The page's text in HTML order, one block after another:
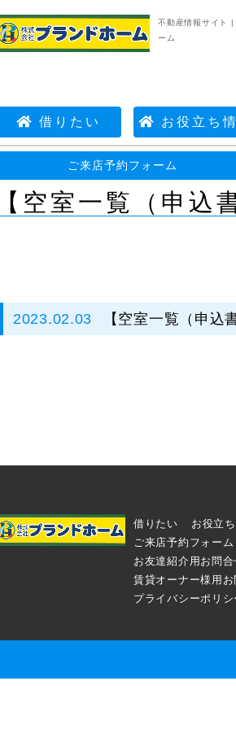
不動産情報サイト |
ーム
借りたい お役立ち
ご来店予約フォーム
不動産情報サイト | 株式会社プランドホーム ニ
【空室一覧（申
2023.02.03 【空室一覧（申
借りたい お役立
ご来店予約フォーム
お友達紹介用お問
賃貸オーナー様用
プライバシーポリシ